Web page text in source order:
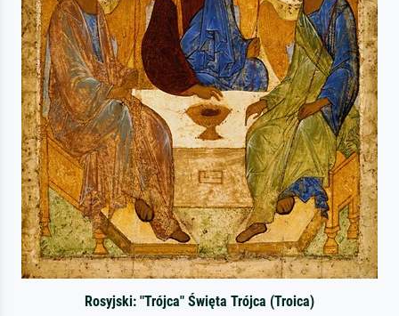
Rosyjski: "Trójca" Święta Trójca (Troica)